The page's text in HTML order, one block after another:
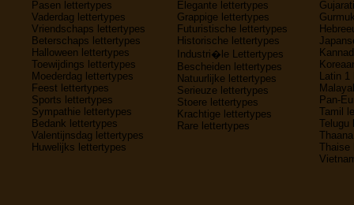
Pasen lettertypes
Vaderdag lettertypes
Vriendschaps lettertypes
Beterschaps lettertypes
Halloween lettertypes
Toewijdings lettertypes
Moederdag lettertypes
Feest lettertypes
Sports lettertypes
Sympathie lettertypes
Bedank lettertypes
Valentijnsdag lettertypes
Huwelijks lettertypes
Elegante lettertypes
Grappige lettertypes
Futuristische lettertypes
Historische lettertypes
Industri�le Lettertypes
Bescheiden lettertypes
Natuurlijke lettertypes
Serieuze lettertypes
Stoere lettertypes
Krachtige lettertypes
Rare lettertypes
Latin 1
Pan-
Tamil
Telugu
Thaise